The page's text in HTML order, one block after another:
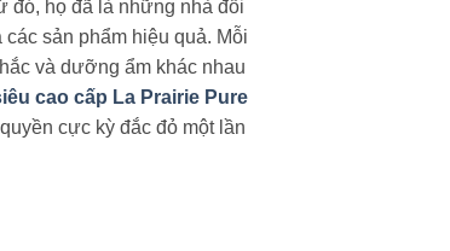
đó, họ đã là những nhà đổi
sản phẩm hiệu quả. Mỗi
và dưỡng ẩm khác nhau
cao cấp La Prairie Pure
cực kỳ đắc đỏ một lần